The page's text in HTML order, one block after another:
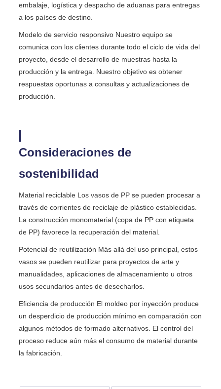
embalaje, logística y despacho de aduanas para entregas
a los países de destino.
Modelo de servicio responsivo Nuestro equipo se
comunica con los clientes durante todo el ciclo de vida del
proyecto, desde el desarrollo de muestras hasta la
producción y la entrega. Nuestro objetivo es obtener
respuestas oportunas a consultas y actualizaciones de
producción.
Consideraciones de
sostenibilidad
Material reciclable Los vasos de PP se pueden procesar a
través de corrientes de reciclaje de plástico establecidas.
La construcción monomaterial (copa de PP con etiqueta
de PP) favorece la recuperación del material.
Potencial de reutilización Más allá del uso principal, estos
vasos se pueden reutilizar para proyectos de arte y
manualidades, aplicaciones de almacenamiento u otros
usos secundarios antes de desecharlos.
Eficiencia de producción El moldeo por inyección produce
un desperdicio de producción mínimo en comparación con
algunos métodos de formado alternativos. El control del
proceso reduce aún más el consumo de material durante
la fabricación.